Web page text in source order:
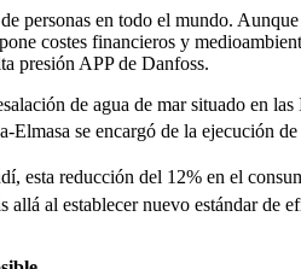
personas en todo el mundo.
costes financieros y
presión APP de Danfoss.
de agua de mar situado en
Elmasa se encargó de la ejecución
esta reducción del 12% en el
al establecer nuevo estándar de